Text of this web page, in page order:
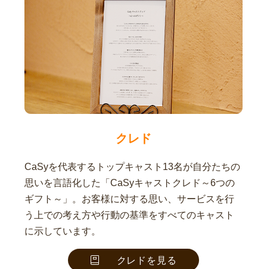
クレド
CaSyを代表するトップキャスト13名が自分たちの
思いを言語化した「CaSyキャストクレド～6つの
ギフト～」。お客様に対する思い、サービスを行
う上での考え方や行動の基準をすべてのキャスト
に示しています。
クレドを見る